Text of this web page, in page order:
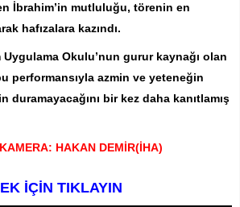
İbrahim’in mutluluğu, törenin en
hafızalara kazındı.
Uygulama Okulu’nun gurur kaynağı olan
performansıyla azmin ve yeteneğin
bir kez daha kanıtlamış
HAKAN DEMİR(İHA)
İÇİN TIKLAYIN